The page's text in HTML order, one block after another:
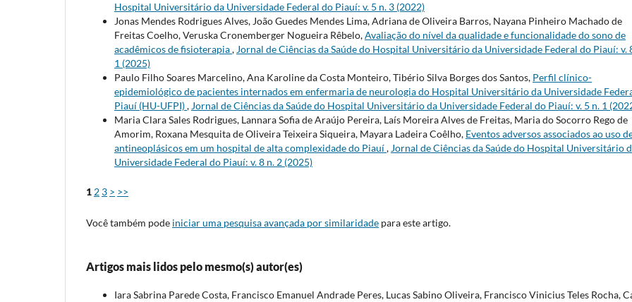
Hospital Universitário da Universidade Federal do Piauí: v. 5 n. 3 (2022)
Jonas Mendes Rodrigues Alves, João Guedes Mendes Lima, Adriana de Oliveira Barros, Nayana Pinheiro Machado de
Freitas Coelho, Veruska Cronemberger Nogueira Rêbelo,Avaliação do nível da qualidade e funcionalidade do sono de
acadêmicos de fisioterapia, Jornal de Ciências da Saúde do Hospital Universitário da Universidade Federal do Piauí: v.
1 (2025)
Paulo Filho Soares Marcelino, Ana Karoline da Costa Monteiro, Tibério Silva Borges dos Santos, Perfil clínico-
epidemiológico de pacientes internados em enfermaria de neurologia do Hospital Universitário da Universidade
Piauí (HU-UFPI), Jornal de Ciências da Saúde do Hospital Universitário da Universidade Federal do Piauí: v. 5 n. 1
Maria Clara Sales Rodrigues, Lannara Sofia de Araújo Pereira, Laís Moreira Alves de Freitas, Maria do Socorro Rego de
Amorim, Roxana Mesquita de Oliveira Teixeira Siqueira, Mayara Ladeira Coêlho, Eventos adversos associados ao uso
antineoplásicos em um hospital de alta complexidade do Piauí, Jornal de Ciências da Saúde do Hospital Universitário
Universidade Federal do Piauí: v. 8 n. 2 (2025)
1 2 3 > >>
Você também pode iniciar uma pesquisa avançada por similaridade para este artigo.
Artigos mais lidos pelo mesmo(s) autor(es)
Iara Sabrina Parede Costa, Francisco Emanuel Andrade Peres, Lucas Sabino Oliveira, Francisco Vinicius Teles Rocha,